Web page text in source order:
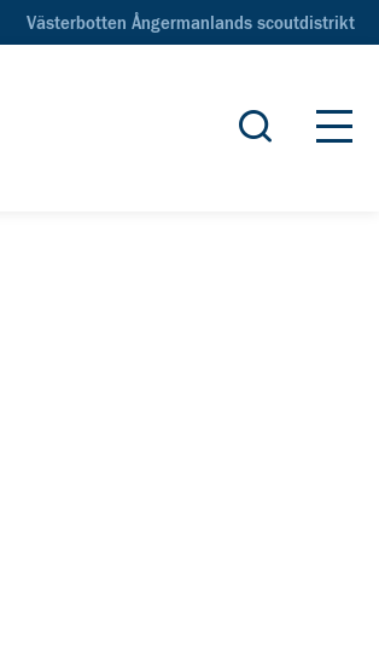
Västerbotten Ångermanlands scoutdistrikt
Öppna